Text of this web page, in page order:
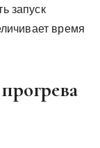
запуск
время